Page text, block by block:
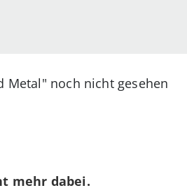
Metal" noch nicht gesehen
mehr dabei.